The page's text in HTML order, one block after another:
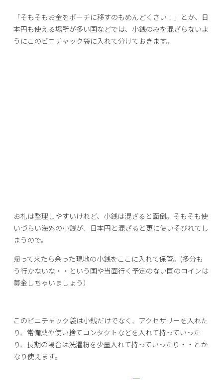
「そもそもお金をポーチに移すのもめんどくさい！」とか、日
本円も使える場所が多い国などでは、小銭のみを混ざらないよ
うにこのビニチャック袋に入れて分けておきます。
お札は整理しやすいけれど、小銭は混ざると面倒。そもそも使
いづらい海外の小銭が、日本円と混ざると更に使いそびれてし
まうので。
帰って来たら余った現地の小銭をここに入れて保管。(多分も
う行かないな・・という国や当面行く予定のない国のコインは
募金しちゃいましょう）
このビニチャック袋は小銭だけでなく、アクセサリーを入れた
り、常備薬や使い捨てコンタクトなどを入れて持っていった
り、長期の場合は洗濯粉を少量入れて持っていったり・・とか
なり使えます。